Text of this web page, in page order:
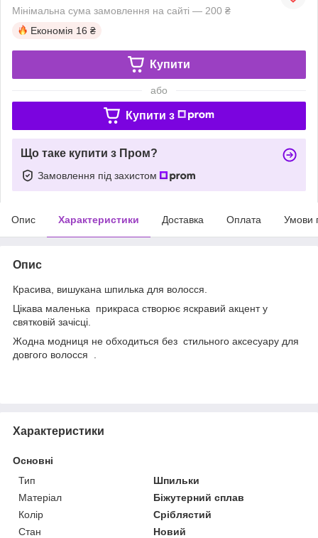
Мінімальна сума замовлення на сайті — 200 ₴
Економія 16 ₴
Купити
або
Купити з
Що таке купити з Пром?
Замовлення під захистом
Опис Характеристики Доставка Оплата Умови
Опис
Красива, вишукана шпилька для волосся.
Цікава маленька прикраса створює яскравий акцент у
святковій зачісці.
Жодна модниця не обходиться без стильного аксесуару для
довгого волосся .
Характеристики
Основні
Тип
Шпильки
Матеріал
Біжутерний сплав
Колір
Сріблястий
Стан
Новий